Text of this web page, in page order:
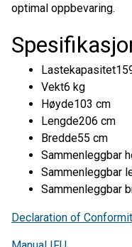
optimal oppbevaring.
Vekt6 kg
Høyde103 cm
Lengde206 cm
Bredde55 cm
Sammenleggbar
Sammenleggbar
Sammenleggbar
Declaration of